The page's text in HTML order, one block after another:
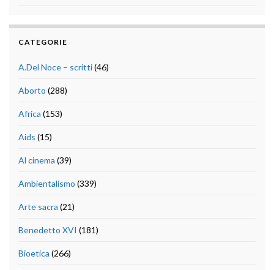
CATEGORIE
A.Del Noce – scritti(46)
Aborto (288)
Africa (153)
Aids (15)
Al cinema (39)
Ambientalismo (339)
Arte sacra (21)
Benedetto XVI (181)
Bioetica (266)